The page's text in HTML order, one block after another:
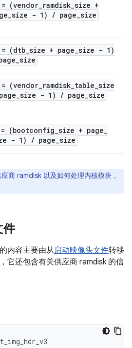
(vendor_ramdisk_size +
_size - 1) / page_size
(dtb_size + page_size - 1)
_size
(vendor_ramdisk_table_size
_size - 1) / page_size
(bootconfig_size + page_
- 1)
/ page_size
应商 ramdisk 以及如何处理内核模块，
件
内容主要由从启动映像头文件转移
它还包含有关供应商 ramdisk 的信